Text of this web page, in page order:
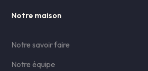
Notre maison
Notre savoir faire
Notre équipe